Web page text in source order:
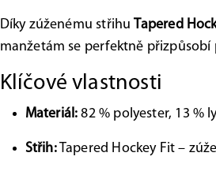
Díky zúženému střihuTapered
manžetám se perfektně
Klíčové vlastnosti
Materiál: 82 % polyester, 13 %
Střih:Tapered Hockey Fit –